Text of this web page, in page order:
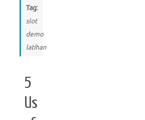
Tag:
slot
demo
latihan
5
Us